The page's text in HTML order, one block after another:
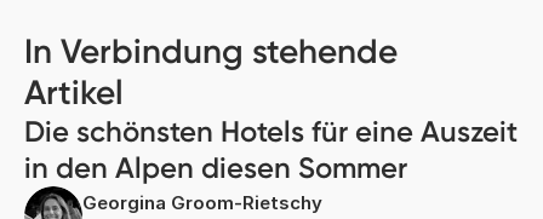
In Verbindung stehende
Artikel
Die schönsten Hotels für eine Auszeit
in den Alpen diesen Sommer
Georgina Groom-Rietschy